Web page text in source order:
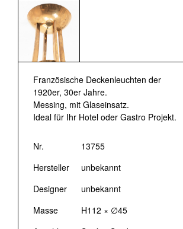
Französische Deckenleuchten der
1920er, 30er Jahre.
Messing, mit Glaseinsatz.
Ideal für Ihr Hotel oder Gastro Projekt.
Nr.
13755
Hersteller
unbekannt
Designer
unbekannt
Masse
H112 × ∅45